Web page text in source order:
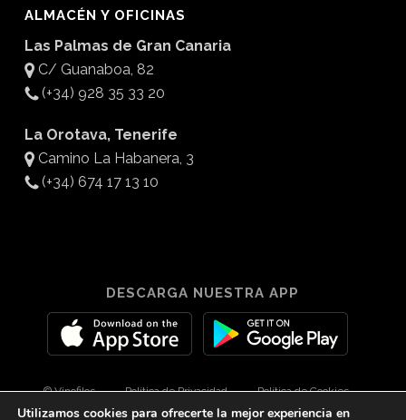
ALMACÉN Y OFICINAS
Las Palmas de Gran Canaria
C/ Guanaboa, 82
(+34) 928 35 33 20
La Orotava, Tenerife
Camino La Habanera, 3
(+34) 674 17 13 10
DESCARGA NUESTRA APP
© Vinofilos Política de Privacidad Política de Cookies
Utilizamos cookies para ofrecerte la mejor experiencia en